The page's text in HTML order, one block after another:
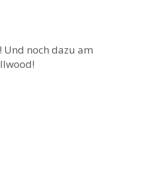
Und noch dazu am